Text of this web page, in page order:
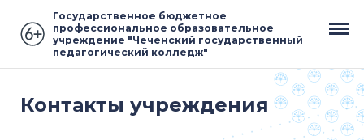
Государственное бюджетное
профессиональное образовательное
учреждение "Чеченский государственный
педагогический колледж"
Контакты учреждения